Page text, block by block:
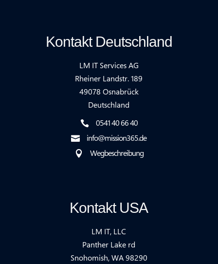
Kontakt Deutschland
LM IT Services AG
Rheiner Landstr. 189
49078 Osnabrück
Deutschland
 0541 40 66 40
 info@mission365.de
 Wegbeschreibung
Kontakt USA
LM IT, LLC
Panther Lake rd
Snohomish, WA 98290